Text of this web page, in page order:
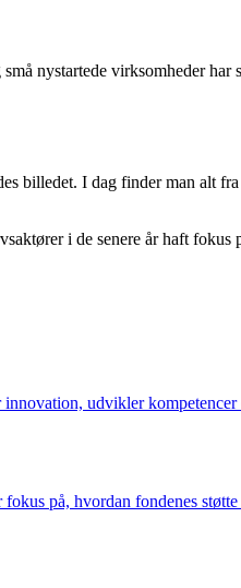
nystartede virksomheder har
billedet. I dag finder man alt
i de senere år haft fokus
udvikler kompetencer
på, hvordan fondenes